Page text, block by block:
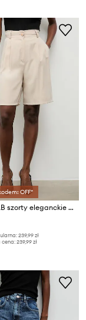
OFF*
Answear.LAB szorty eleganckie damskie z wiskozą
239,99 zł
cena:239,99 zł